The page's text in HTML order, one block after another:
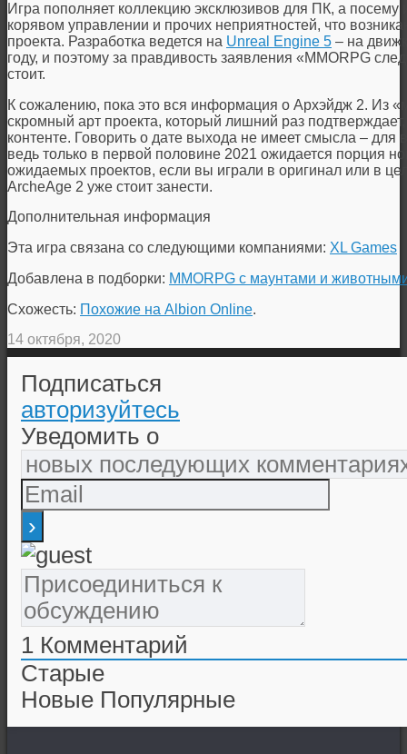
Игра пополняет коллекцию эксклюзивов для ПК, а посему
корявом управлении и прочих неприятностей, что
проекта. Разработка ведется на Unreal Engine 5 – на
году, и поэтому за правдивость заявления «MMORPG
стоит.
К сожалению, пока это вся информация о Архэйдж 2. Из
скромный арт проекта, который лишний раз
контенте. Говорить о дате выхода не имеет смысла – для
ведь только в первой половине 2021 ожидается порция
ожидаемых проектов, если вы играли в оригинал или в
ArcheAge 2 уже стоит занести.
Дополнительная информация
Эта игра связана со следующими компаниями: XL Games
Добавлена в подборки: MMORPG с маунтами и
Схожесть: Похожие на Albion Online.
14 октября, 2020
Подписаться
авторизуйтесь
Уведомить о
1 Комментарий
Старые
Новые Популярные